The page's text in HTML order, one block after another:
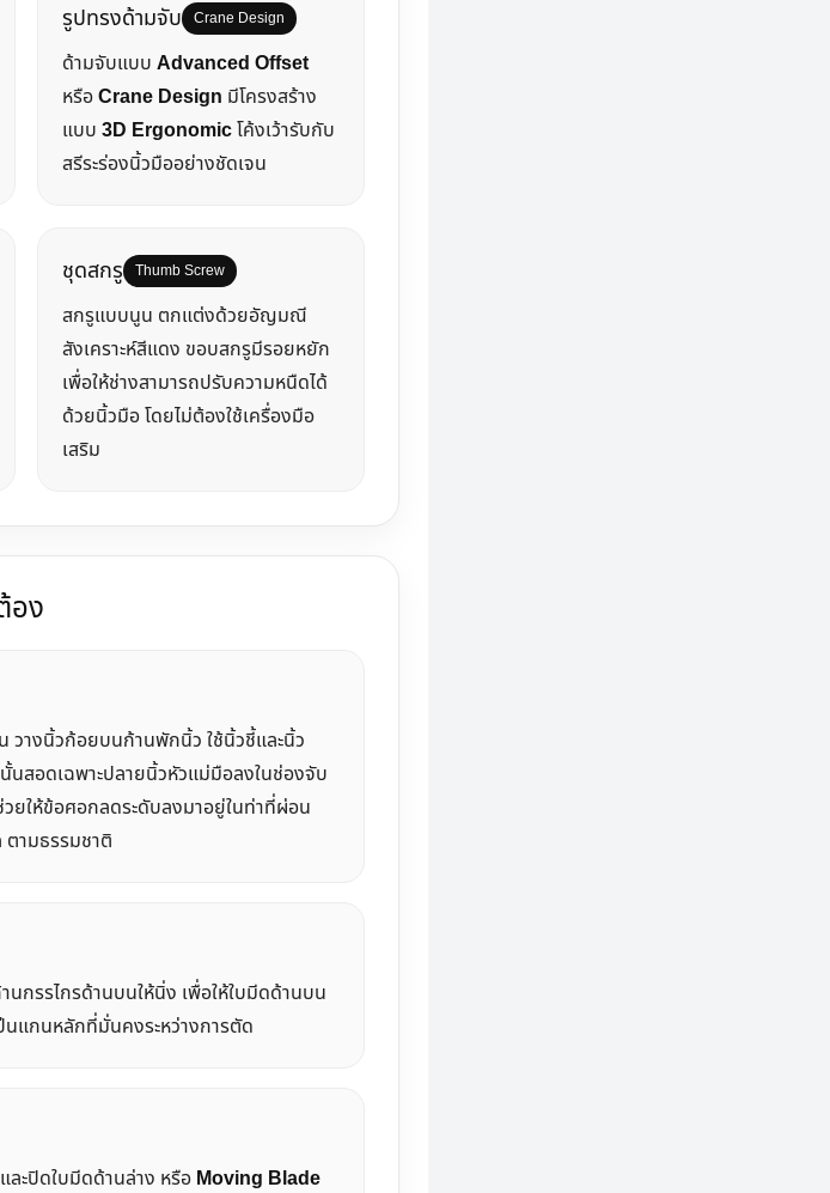
รูปทรงด้ามจับ Crane Design
ด้ามจับแบบ Advanced Offset
หรือCrane Design มีโครงสร้าง
แบบ 3D Ergonomicโค้งเว้ารับกับ
สรีระร่องนิ้วมืออย่างชัดเจน
ชุดสกรู Thumb Screw
สกรูแบบนูน ตกแต่งด้วยอัญมณี
สังเคราะห์สีแดง ขอบสกรูมีรอยหยัก
เพื่อให้ช่างสามารถปรับความหนืดได้
ด้วยนิ้วมือ โดยไม่ต้องใช้เครื่องมือ
เสริม
อง
วางนิ้วก้อยบนก้านพักนิ้ว ใช้นิ้วชี้และนิ้ว
นสอดเฉพาะปลายนิ้วหัวแม่มือลงในช่องจับ
ยให้ข้อศอกลดระดับลงมาอยู่ในท่าที่ผ่อน
ตามธรรมชาติ
กรรไกรด้านบนให้นิ่ง เพื่อให้ใบมีดด้านบน
นแกนหลักที่มั่นคงระหว่างการตัด
ละปิดใบมีดด้านล่าง หรือ Moving Blade